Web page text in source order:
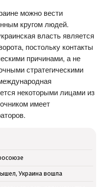
можно вести
кругом людей.
власть является
постольку контакты
причинами, а не
стратегическими
некоторыми лицами из
имеет
Украина вошла